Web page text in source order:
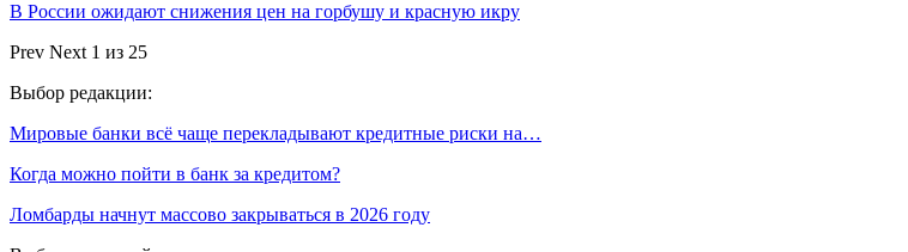
В России ожидают снижения цен на горбушу и красную икру
Prev Next 1 из 25
Выбор редакции:
Мировые банки всё чаще перекладывают кредитные риски на…
Когда можно пойти в банк за кредитом?
Ломбарды начнут массово закрываться в 2026 году